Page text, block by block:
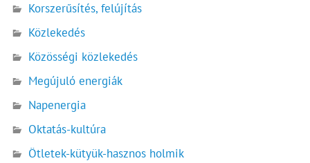
Korszerűsítés, felújítás
Közlekedés
Közösségi közlekedés
Megújuló energiák
Napenergia
Oktatás-kultúra
Ötletek-kütyük-hasznos holmik